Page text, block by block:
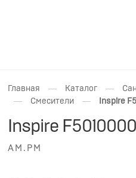
Главная — Каталог —
— Смесители — Inspire
Inspire F5010000
AM.PM